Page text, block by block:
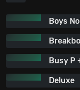
Boys
Busy P
Deluxe